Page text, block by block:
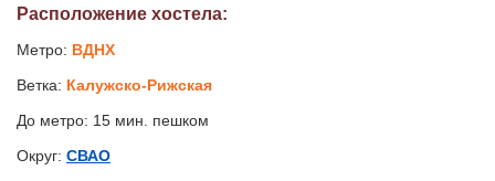
Расположение хостела:
Метро: ВДНХ
Ветка: Калужско-Рижская
До метро: 15 мин. пешком
Округ: СВАО